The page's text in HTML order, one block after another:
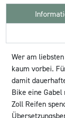
Wer am
kaum vorbei.
damit
Bike eine
Zoll Reifen